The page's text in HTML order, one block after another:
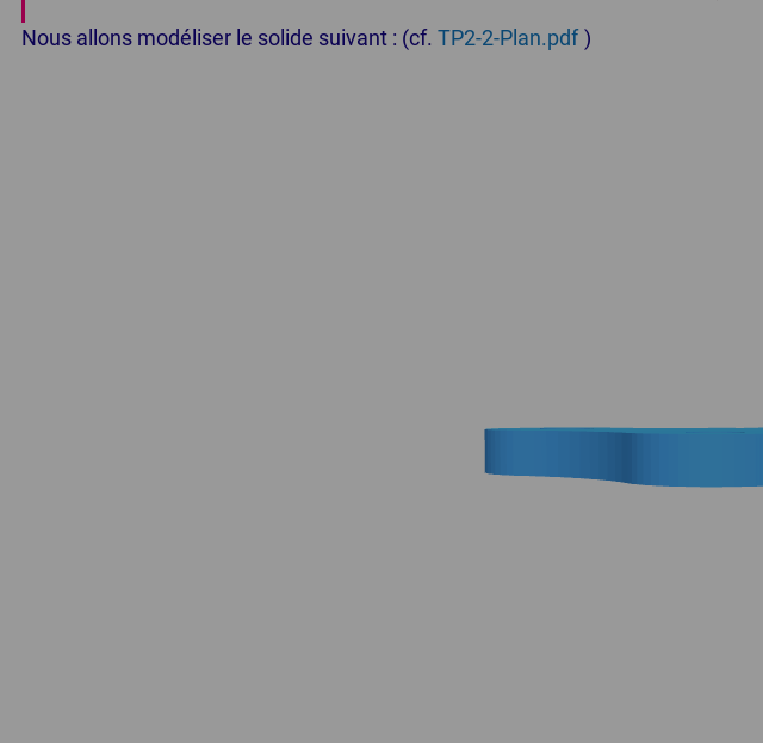
Nous allons modéliser le solide suivant : (cf. TP2-2-Plan.pdf )